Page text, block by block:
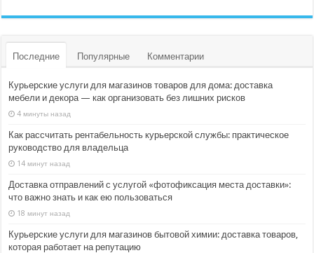
Последние Популярные Комментарии
Курьерские услуги для магазинов товаров для дома: доставка
мебели и декора — как организовать без лишних рисков
4 минуты назад
Как рассчитать рентабельность курьерской службы: практическое
руководство для владельца
14 минут назад
Доставка отправлений с услугой «фотофиксация места доставки»:
что важно знать и как ею пользоваться
18 минут назад
Курьерские услуги для магазинов бытовой химии: доставка товаров,
которая работает на репутацию